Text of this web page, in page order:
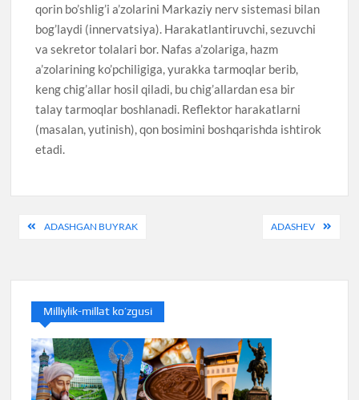
qorin bo’shlig’i a’zolarini Markaziy nerv sistemasi bilan
bog’laydi (innervatsiya). Harakatlantiruvchi, sezuvchi
va sekretor tolalari bor. Nafas a’zolariga, hazm
a’zolarining ko’pchiligiga, yurakka tarmoqlar berib,
keng chig’allar hosil qiladi, bu chig’allardan esa bir
talay tarmoqlar boshlanadi. Reflektor harakatlarni
(masalan, yutinish), qon bosimini boshqarishda ishtirok
etadi.
PostADASHGAN BUYRAK ADASHEV
Milliylik-millat ko’zgusi